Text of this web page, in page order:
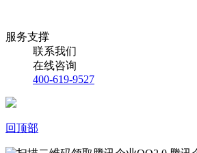
服务支撑
联系我们
在线咨询
400-619-9527
回顶部